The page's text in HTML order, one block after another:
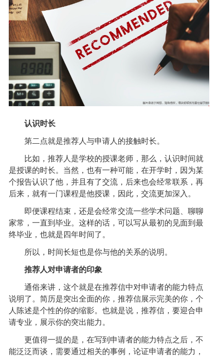
认识时长
第二点就是推荐人与申请人的接触时长。
比如，推荐人是学校的授课老师，那么，认识时间就
是授课的时长。当然，也有一种可能，在开学时，因为某
个报告认识了他，并且有了交流，后来也会经常联系，再
后来，就有一门课程是他授课，因此，交流更加深入。
即便课程结束，还是会经常交流一些学术问题、聊聊
家常，一直到毕业。这样的话，可以写从最初的见面到最
终毕业，也就是四年时间了。
所以，时间长短也是你与他的关系的说明。
推荐人对申请者的印象
通俗来讲，这个就是在推荐信中对申请者的能力特点
说明了。简历是突出全面的你，推荐信展示完美的你，个
人陈述是个性的你的缩影。也就是说，推荐信，要迎合申
请专业，展示你的突出能力。
更值得一提的是，在写到申请者的能力特点之后，不
能泛泛而谈，需要通过相关的事例，论证申请者的能力，